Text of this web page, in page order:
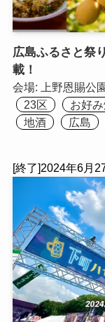
広島ふるさと祭
載！
会場:
上野恩賜公
23区
お好み
地酒
広島
[終了]2024年6月